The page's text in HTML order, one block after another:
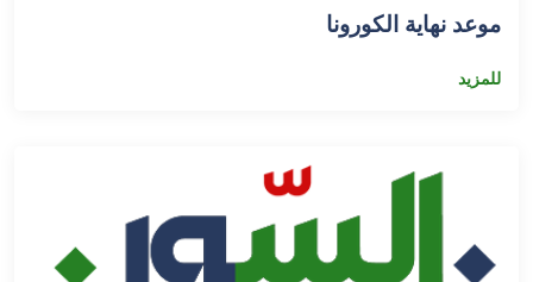
موعد نهاية الكورونا
للمزيد